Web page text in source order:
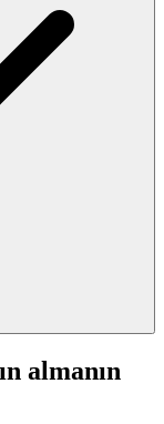
almanın